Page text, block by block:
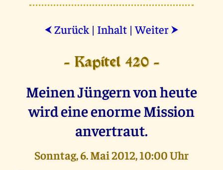
⮜ Zurück | Inhalt |Weiter ⮞
- Kapitel 420 -
Meinen Jüngern von heute
wird eine enorme Mission
anvertraut.
Sonntag, 6. Mai 2012, 10:00 Uhr